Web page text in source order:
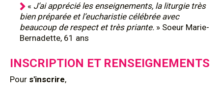
« J’ai apprécié les enseignements, la liturgie très
bien préparée et l’eucharistie célébrée avec
beaucoup de respect et très priante. » Soeur Marie-
Bernadette, 61 ans
INSCRIPTION ET RENSEIGNEMENTS
Pour s'inscrire,